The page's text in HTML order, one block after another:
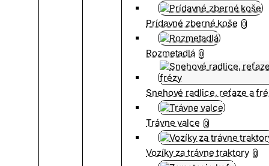
Prídavné zberné koše 0
Rozmetadlá 0
Snehové radlice, reťaze a
Trávne valce 0
Vozíky za trávne traktory 0